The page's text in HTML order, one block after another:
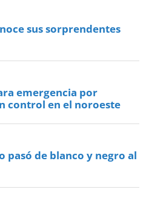
sus sorprendentes
emergencia por
control en el noroeste
pasó de blanco y negro al